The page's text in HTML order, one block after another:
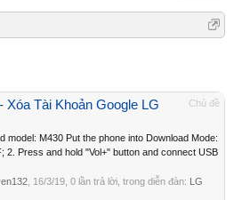
Chủ đề
Xóa Tài Khoản Google LG
model: M430 Put the phone into Download Mode:
2. Press and hold "Vol+" button and connect USB
16/3/19 , 0 lần trả lời, trong diễn đàn: LG